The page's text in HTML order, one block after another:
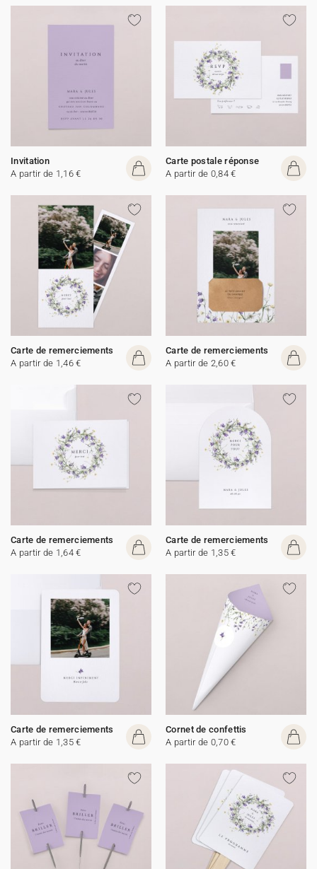
Invitation
A partir de 1,16 €
Carte postale réponse
A partir de 0,84 €
Carte de remerciements
A partir de 1,46 €
Carte de remerciements
A partir de 2,60 €
Carte de remerciements
A partir de 1,64 €
Carte de remerciements
A partir de 1,35 €
Carte de remerciements
A partir de 1,35 €
Cornet de confettis
A partir de 0,70 €